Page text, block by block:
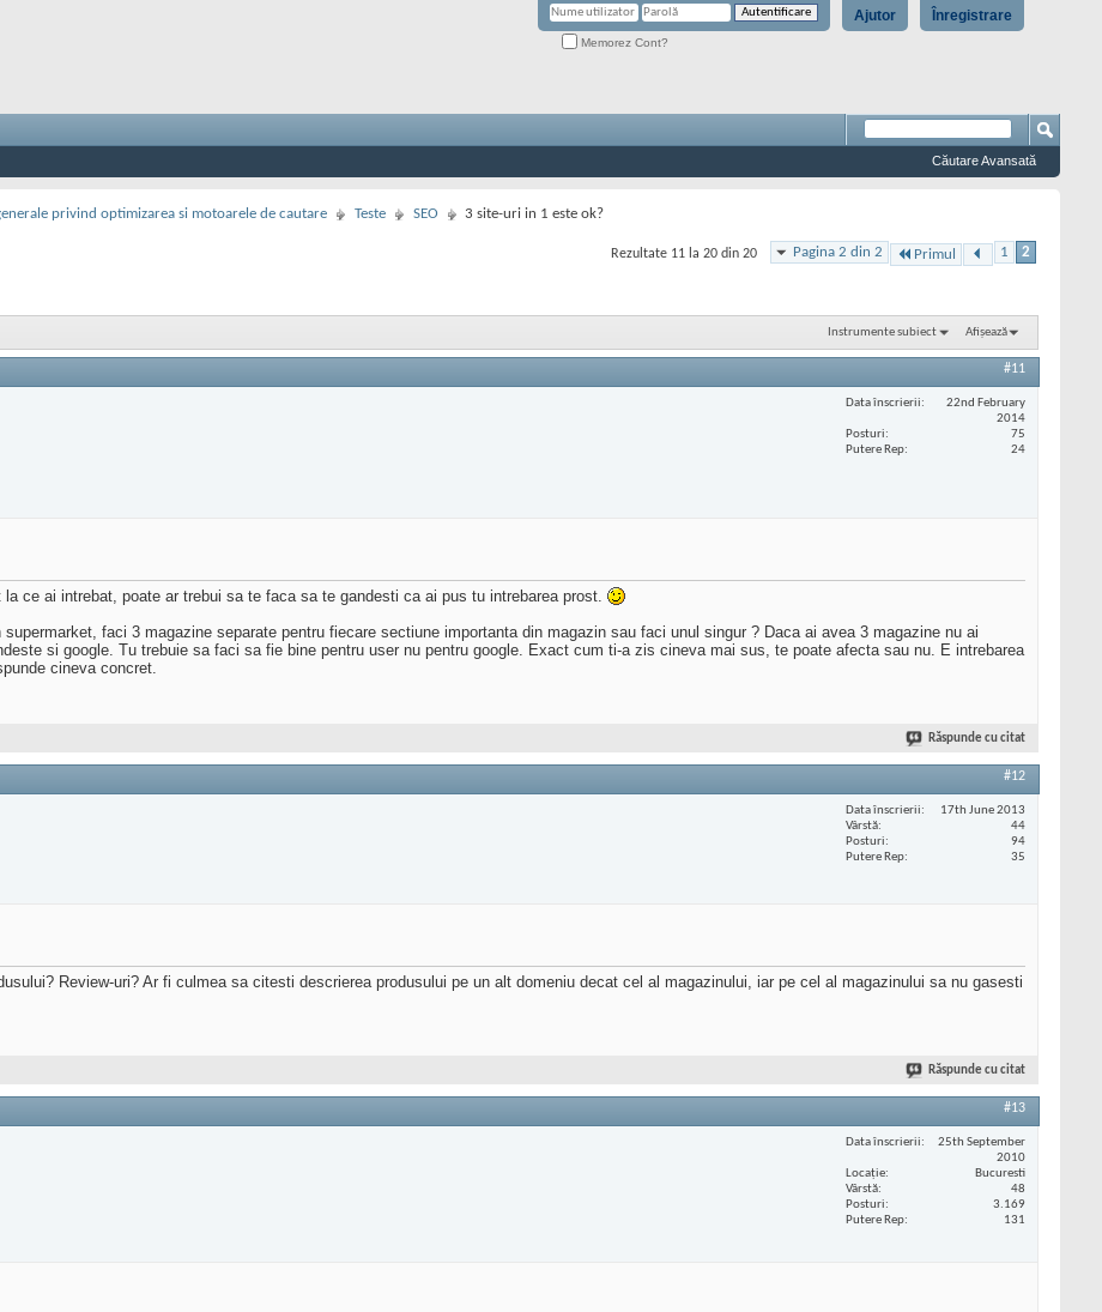
Înregistrare
Ajutor
Memorez Cont?
Căutare Avansată
privind optimizarea si motoarele de cautare Teste SEO 3 site-uri in 1 este ok?
Pagina 2 din 2 Primul 1 2
Rezultate 11 la 20 din 20
Instrumente subiect Afișează
#11
Data înscrierii
22nd February
2014
Posturi
75
Putere Rep
24
ce ai intrebat, poate ar trebui sa te faca sa te gandesti ca ai pus tu intrebarea prost.
faci 3 magazine separate pentru fiecare sectiune importanta din magazin sau faci unul singur ? Daca ai avea 3 magazine nu ai
si google. Tu trebuie sa faci sa fie bine pentru user nu pentru google. Exact cum ti-a zis cineva mai sus, te poate afecta sau nu. E intrebarea
cineva concret.
Răspunde cu citat
#12
Data înscrierii
17th June 2013
Vârstă
44
Posturi
94
Putere Rep
35
Review-uri? Ar fi culmea sa citesti descrierea produsului pe un alt domeniu decat cel al magazinului, iar pe cel al magazinului sa nu gasesti
Răspunde cu citat
#13
Data înscrierii
25th September
2010
Locaţie
Bucuresti
Vârstă
48
Posturi
3.169
Putere Rep
131